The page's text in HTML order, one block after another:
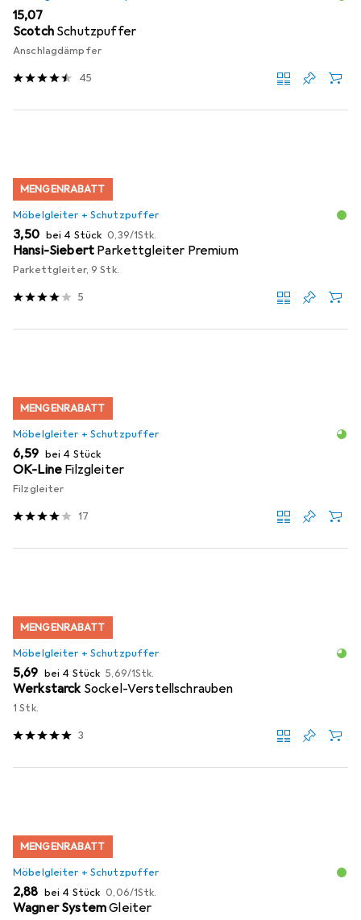
EUR
15,07
Scotch Schutzpuffer
Anschlagdämpfer
45
MENGENRABATT
Möbelgleiter + Schutzpuffer
EUR
3,50 bei 4 Stück EUR
0,39/1Stk.
Hansi-Siebert Parkettgleiter Premium
Parkettgleiter, 9 Stk.
5
MENGENRABATT
Möbelgleiter + Schutzpuffer
EUR
6,59 bei 4 Stück
OK-Line Filzgleiter
Filzgleiter
17
MENGENRABATT
Möbelgleiter + Schutzpuffer
EUR
5,69 bei 4 Stück EUR
5,69/1Stk.
Werkstarck Sockel-Verstellschrauben
1 Stk.
3
MENGENRABATT
Möbelgleiter + Schutzpuffer
EUR
2,88 bei 4 Stück EUR
0,06/1Stk.
Wagner SystemGleiter